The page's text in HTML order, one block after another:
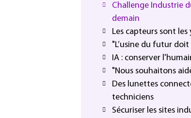
Challenge Industrie
demain
Les capteurs sont
"L’usine du futur
IA : conserver
"Nous souhaitons
Des lunettes
techniciens
Sécuriser les sites